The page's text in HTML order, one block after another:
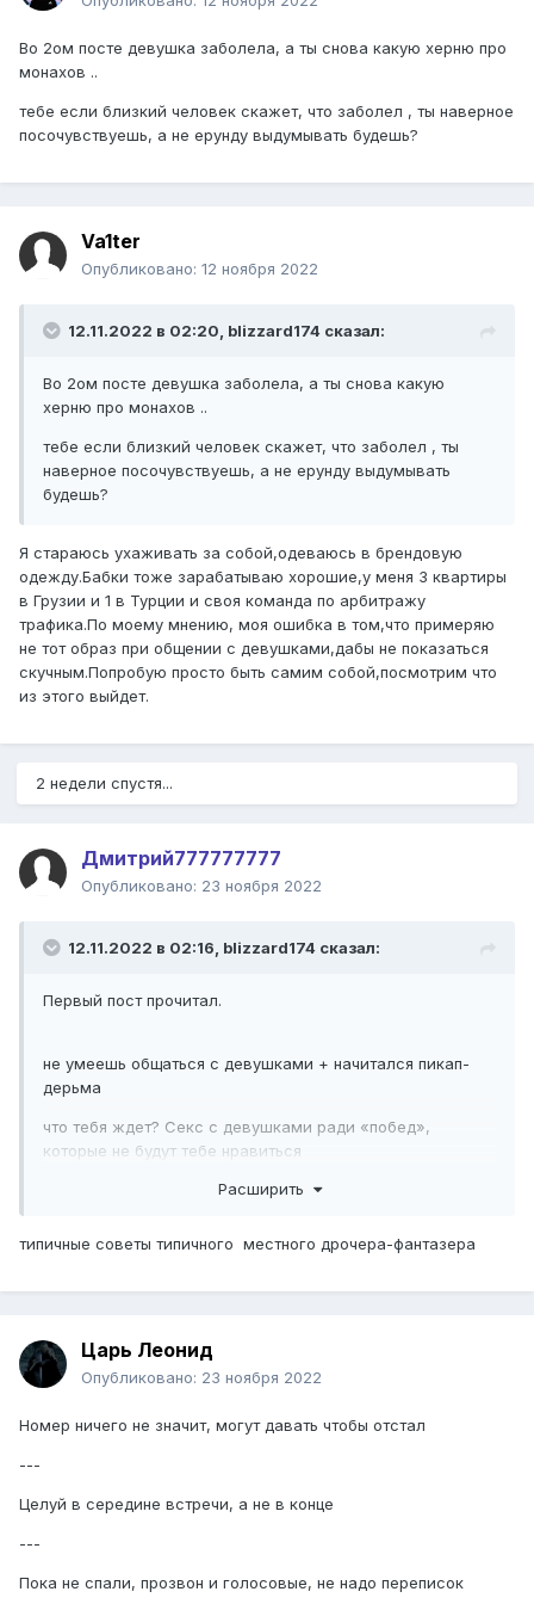
Во 2ом посте девушка заболела, а ты снова какую херню про
монахов ..
тебе если близкий человек скажет, что заболел , ты наверное
посочувствуешь, а не ерунду выдумывать будешь?
Va1ter
Опубликовано: 12 ноября 2022
12.11.2022 в 02:20, blizzard174 сказал:
Во 2ом посте девушка заболела, а ты снова какую
херню про монахов ..
тебе если близкий человек скажет, что заболел , ты
наверное посочувствуешь, а не ерунду выдумывать
будешь?
Я стараюсь ухаживать за собой,одеваюсь в брендовую
одежду.Бабки тоже зарабатываю хорошие,у меня 3 квартиры
в Грузии и 1 в Турции и своя команда по арбитражу
трафика.По моему мнению, моя ошибка в том,что примеряю
не тот образ при общении с девушками,дабы не показаться
скучным.Попробую просто быть самим собой,посмотрим что
из этого выйдет.
2 недели спустя...
Дмитрий777777777
Опубликовано: 23 ноября 2022
12.11.2022 в 02:16, blizzard174 сказал:
Первый пост прочитал.
не умеешь общаться с девушками + начитался пикап-
дерьма
что тебя ждет? Секс с девушками ради «побед»,
которые не будут тебе нравиться
с теми, кто тебе будет нравиться, ты будешь создавать
а потом вдруг она перестала отвечать. Хочу все вернуть.
аргументы:
1) проводил до дома, думаю это ошибка, минус
ну ты тогда сразу в рожу плюй по такой логике, тогда
Расширить
типичные советы типичного местного дрочера-фантазера
Царь Леонид
Опубликовано: 23 ноября 2022
Номер ничего не значит, могут давать чтобы отстал
---
Целуй в середине встречи, а не в конце
---
Пока не спали, прозвон и голосовые, не надо переписок